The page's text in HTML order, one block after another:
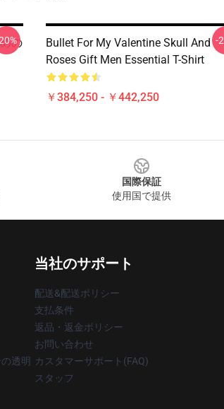
の
Bullet For My Valentine Skull And
Roses Gift Men Essential T-Shirt
￥384,250 - ￥442,250
-
国際保証
使用国で提供
透明
当社のサポート
配送&配送ポリシー
支払条件
返品・返金ポリシー
お問い合わせ
カスタマーサポート(FAQ)
スタッフ